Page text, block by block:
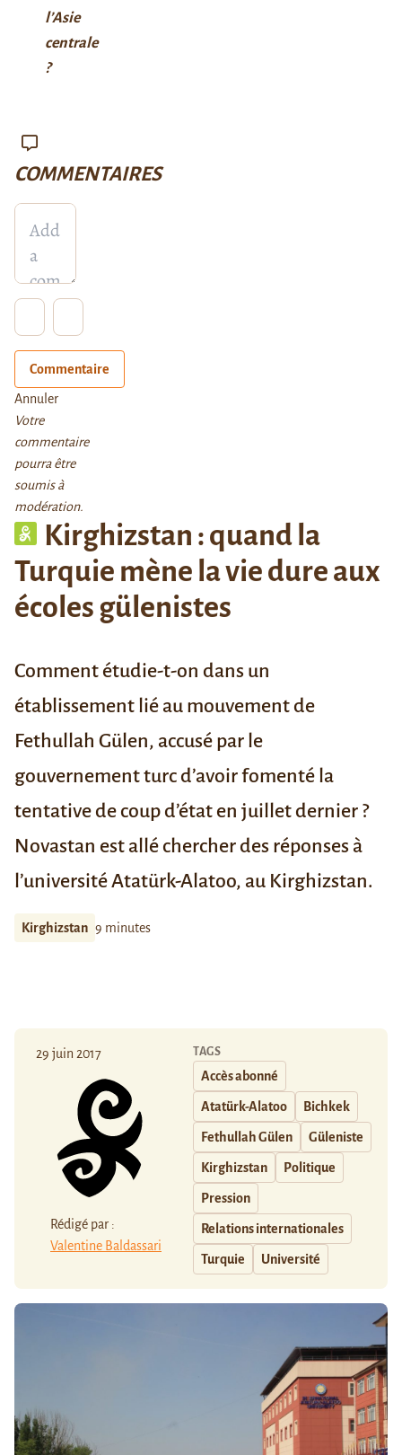
Kirghizstan : quand la
Turquie mène la vie dure aux
écoles gülenistes
Comment étudie-t-on dans un
établissement lié au mouvement de
Fethullah Gülen, accusé par le
gouvernement turc d’avoir fomenté la
tentative de coup d’état en juillet dernier ?
Novastan est allé chercher des réponses à
l’université Atatürk-Alatoo, au Kirghizstan.
Kirghizstan 9 minutes
29 juin 2017
Rédigé par :
Valentine Baldassari
TAGS
Accès abonné
Atatürk-Alatoo Bichkek
Fethullah Gülen Güleniste
Kirghizstan Politique
Pression
Relations internationales
Turquie Université
l’Asie
centrale
?
COMMENTAIRES
Commentaire
Annuler
Votre
commentaire
pourra être
soumis à
modération.